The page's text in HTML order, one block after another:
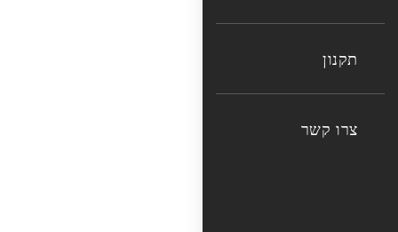
תקנון
צרו קשר